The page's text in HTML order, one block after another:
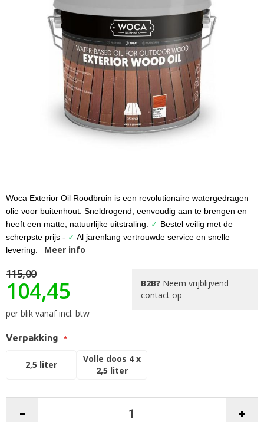
afbeeldingen-
Ga
naar
het
begin
van
afbeeldingen-
gallerij
Woca Exterior Oil Roodbruin is een revolutionaire watergedragen
olie voor buitenhout. Sneldrogend, eenvoudig aan te brengen en
heeft een matte, natuurlijke uitstraling.
✓ Bestel veilig met de
scherpste prijs - ✓ Al jarenlang vertrouwde service en snelle
levering.
Meer info
115,00
104,45
per blik vanaf incl. btw
B2B? Neem vrijblijvend
contact op
Verpakking
2,5 liter
Volle doos 4 x
2,5 liter